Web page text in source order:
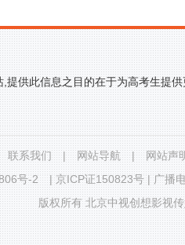
供此信息之目的在于为高考生提
联系我们 | 网站导航 | 网站声
号-2
|京ICP证150823号|广播
版权所有 北京中视创想影视